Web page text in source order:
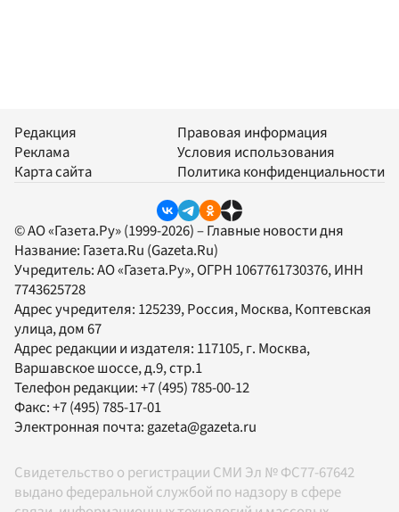
Редакция
Реклама
Карта сайта
Правовая информация
Условия использования
Политика конфиденциальности
© АО «Газета.Ру» (1999-2026) – Главные новости дня
Название: Газета.Ru (Gazeta.Ru)
Учредитель:АО «Газета.Ру», ОГРН 1067761730376, ИНН
7743625728
Адрес учредителя: 125239, Россия, Москва, Коптевская
улица, дом 67
Адрес редакции и издателя: 117105, г. Москва,
Варшавское шоссе, д.9, стр.1
Телефон редакции:+7 (495) 785-00-12
Факс:+7 (495) 785-17-01
Электронная почта:gazeta@gazeta.ru
Свидетельство о регистрации СМИ Эл № ФС77-67642
выдано федеральной службой по надзору в сфере